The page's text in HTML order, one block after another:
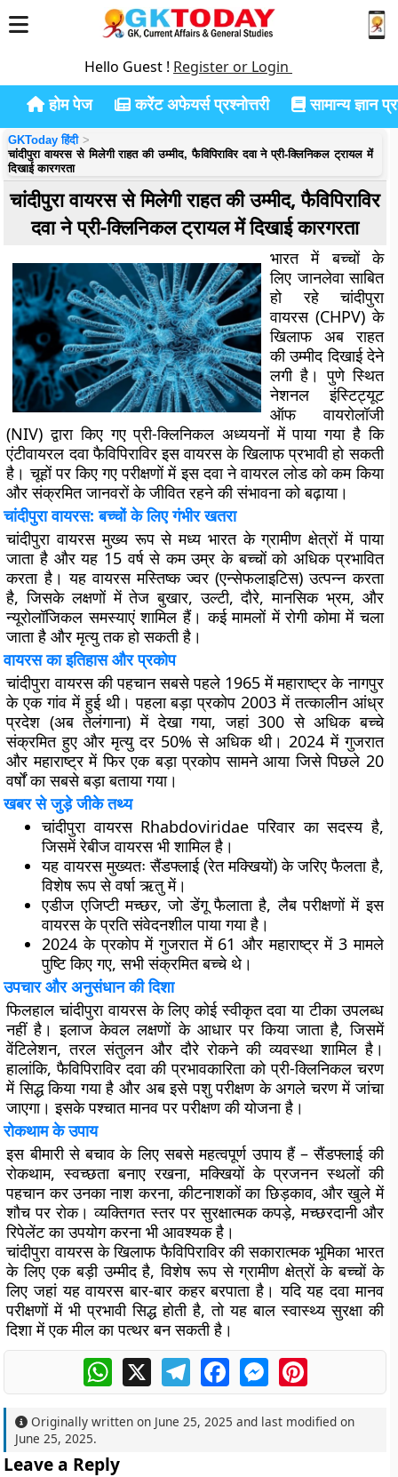
Hello Guest ! Register or Login
होम पेज करेंट अफेयर्स प्रश्नोत्तरी सामान्य ज्ञान
GKToday हिंदी
चांदीपुरा वायरस से मिलेगी राहत की उम्मीद, फैविपिराविर दवा ने प्री-क्लिनिकल ट्रायल में
दिखाई कारगरता
चांदीपुरा वायरस से मिलेगी राहत की उम्मीद, फैविपिराविर
दवा ने प्री-क्लिनिकल ट्रायल में दिखाई कारगरता
भारत में बच्चों के
लिए जानलेवा साबित
हो रहे चांदीपुरा
वायरस (CHPV) के
खिलाफ अब राहत
की उम्मीद दिखाई देने
लगी है। पुणे स्थित
नेशनल इंस्टिट्यूट
ऑफ वायरोलॉजी
(NIV) द्वारा किए गए प्री-क्लिनिकल अध्ययनों में पाया गया है कि
एंटीवायरल दवा फैविपिराविर इस वायरस के खिलाफ प्रभावी हो सकती
है। चूहों पर किए गए परीक्षणों में इस दवा ने वायरल लोड को कम किया
और संक्रमित जानवरों के जीवित रहने की संभावना को बढ़ाया।
चांदीपुरा वायरस: बच्चों के लिए गंभीर खतरा
चांदीपुरा वायरस मुख्य रूप से मध्य भारत के ग्रामीण क्षेत्रों में पाया
जाता है और यह 15 वर्ष से कम उम्र के बच्चों को अधिक प्रभावित
करता है। यह वायरस मस्तिष्क ज्वर (एन्सेफलाइटिस) उत्पन्न करता
है, जिसके लक्षणों में तेज बुखार, उल्टी, दौरे, मानसिक भ्रम, और
न्यूरोलॉजिकल समस्याएं शामिल हैं। कई मामलों में रोगी कोमा में चला
जाता है और मृत्यु तक हो सकती है।
वायरस का इतिहास और प्रकोप
चांदीपुरा वायरस की पहचान सबसे पहले 1965 में महाराष्ट्र के नागपुर
के एक गांव में हुई थी। पहला बड़ा प्रकोप 2003 में तत्कालीन आंध्र
प्रदेश (अब तेलंगाना) में देखा गया, जहां 300 से अधिक बच्चे
संक्रमित हुए और मृत्यु दर 50% से अधिक थी। 2024 में गुजरात
और महाराष्ट्र में फिर एक बड़ा प्रकोप सामने आया जिसे पिछले 20
वर्षों का सबसे बड़ा बताया गया।
खबर से जुड़े जीके तथ्य
चांदीपुरा वायरस Rhabdoviridae परिवार का सदस्य है,
जिसमें रेबीज वायरस भी शामिल है।
यह वायरस मुख्यतः सैंडफ्लाई (रेत मक्खियों) के जरिए फैलता है,
विशेष रूप से वर्षा ऋतु में।
एडीज एजिप्टी मच्छर, जो डेंगू फैलाता है, लैब परीक्षणों में इस
वायरस के प्रति संवेदनशील पाया गया है।
2024 के प्रकोप में गुजरात में 61 और महाराष्ट्र में 3 मामले
पुष्टि किए गए, सभी संक्रमित बच्चे थे।
उपचार और अनुसंधान की दिशा
फिलहाल चांदीपुरा वायरस के लिए कोई स्वीकृत दवा या टीका उपलब्ध
नहीं है। इलाज केवल लक्षणों के आधार पर किया जाता है, जिसमें
वेंटिलेशन, तरल संतुलन और दौरे रोकने की व्यवस्था शामिल है।
हालांकि, फैविपिराविर दवा की प्रभावकारिता को प्री-क्लिनिकल चरण
में सिद्ध किया गया है और अब इसे पशु परीक्षण के अगले चरण में जांचा
जाएगा। इसके पश्चात मानव पर परीक्षण की योजना है।
रोकथाम के उपाय
इस बीमारी से बचाव के लिए सबसे महत्वपूर्ण उपाय हैं – सैंडफ्लाई की
रोकथाम, स्वच्छता बनाए रखना, मक्खियों के प्रजनन स्थलों की
पहचान कर उनका नाश करना, कीटनाशकों का छिड़काव, और खुले में
शौच पर रोक। व्यक्तिगत स्तर पर सुरक्षात्मक कपड़े, मच्छरदानी और
रिपेलेंट का उपयोग करना भी आवश्यक है।
चांदीपुरा वायरस के खिलाफ फैविपिराविर की सकारात्मक भूमिका भारत
के लिए एक बड़ी उम्मीद है, विशेष रूप से ग्रामीण क्षेत्रों के बच्चों के
लिए जहां यह वायरस बार-बार कहर बरपाता है। यदि यह दवा मानव
परीक्षणों में भी प्रभावी सिद्ध होती है, तो यह बाल स्वास्थ्य सुरक्षा की
दिशा में एक मील का पत्थर बन सकती है।
WhatsApp
X TelegramFacebookMessengerPinterest
Originally written on June 25, 2025 and last modified on
June 25, 2025.
Leave a Reply